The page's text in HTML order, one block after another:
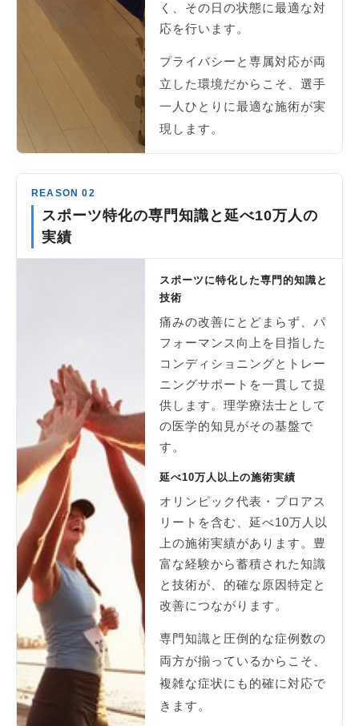
く、その日の状態に最適な対
応を行います。
プライバシーと専属対応が両
立した環境だからこそ、選手
一人ひとりに最適な施術が実
現します。
REASON 02
スポーツ特化の専門知識と延べ10万人の
実績
スポーツに特化した専門的知識と
技術
痛みの改善にとどまらず、パ
フォーマンス向上を目指した
コンディショニングとトレー
ニングサポートを一貫して提
供します。理学療法士として
の医学的知見がその基盤で
す。
延べ10万人以上の施術実績
オリンピック代表・プロアス
リートを含む、延べ10万人以
上の施術実績があります。豊
富な経験から蓄積された知識
と技術が、的確な原因特定と
改善につながります。
専門知識と圧倒的な症例数の
両方が揃っているからこそ、
複雑な症状にも的確に対応で
きます。